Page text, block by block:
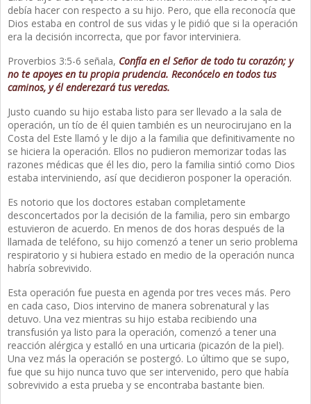
debía hacer con respecto a su hijo. Pero, que ella reconocía que
Dios estaba en control de sus vidas y le pidió que si la operación
era la decisión incorrecta, que por favor interviniera.
Proverbios 3:5-6 señala, Confía en el Señor de todo tu corazón; y
no te apoyes en tu propia prudencia. Reconócelo en todos tus
caminos, y él enderezará tus veredas.
Justo cuando su hijo estaba listo para ser llevado a la sala de
operación, un tío de él quien también es un neurocirujano en la
Costa del Este llamó y le dijo a la familia que definitivamente no
se hiciera la operación. Ellos no pudieron memorizar todas las
razones médicas que él les dio, pero la familia sintió como Dios
estaba interviniendo, así que decidieron posponer la operación.
Es notorio que los doctores estaban completamente
desconcertados por la decisión de la familia, pero sin embargo
estuvieron de acuerdo. En menos de dos horas después de la
llamada de teléfono, su hijo comenzó a tener un serio problema
respiratorio y si hubiera estado en medio de la operación nunca
habría sobrevivido.
Esta operación fue puesta en agenda por tres veces más. Pero
en cada caso, Dios intervino de manera sobrenatural y las
detuvo. Una vez mientras su hijo estaba recibiendo una
transfusión ya listo para la operación, comenzó a tener una
reacción alérgica y estalló en una urticaria (picazón de la piel).
Una vez más la operación se postergó. Lo último que se supo,
fue que su hijo nunca tuvo que ser intervenido, pero que había
sobrevivido a esta prueba y se encontraba bastante bien.